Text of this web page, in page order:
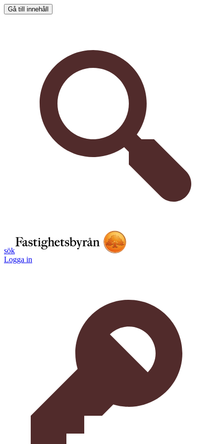
Gå till innehåll
sök
Logga in